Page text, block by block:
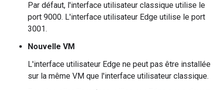
Par défaut, l'interface utilisateur classique utilise le
port 9000. L'interface utilisateur Edge utilise le port
3001.
Nouvelle VM
L'interface utilisateur Edge ne peut pas être installée
sur la même VM que l'interface utilisateur classique.